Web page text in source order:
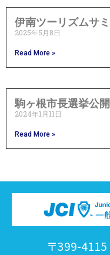
伊南ツーリズムサ
2025年5月8日
Read More »
駒ヶ根市長選挙公
2024年1月11日
Read More »
〒399-4115